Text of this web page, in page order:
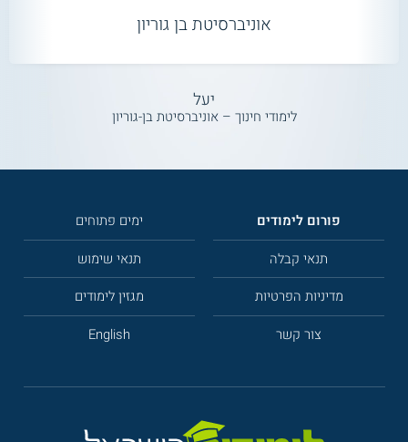
אוניברסיטת בן גוריון
יעל
לימודי חינוך – אוניברסיטת בן-גוריון
פורום לימודים
ימים פתוחים
תנאי קבלה
תנאי שימוש
מדיניות הפרטיות
מגזין לימודים
צור קשר
English